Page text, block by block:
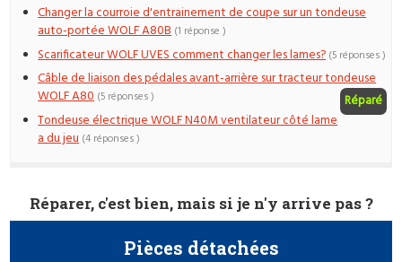
Changer la courroie d'entrainement de coupe sur un tondeuse
auto-portée WOLF A80B (1 réponse )
Scarificateur WOLF UVES comment changer les lames? (5 réponses )
Câble de liaison des pédales avant-arrière sur tracteur tondeuse
WOLF A80
Réparé
(5 réponses )
Tondeuse électrique WOLF N40M ventilateur côté lame
a du jeu (4 réponses )
Réparer, c'est bien, mais si je n'y arrive pas ?
Pièces détachées